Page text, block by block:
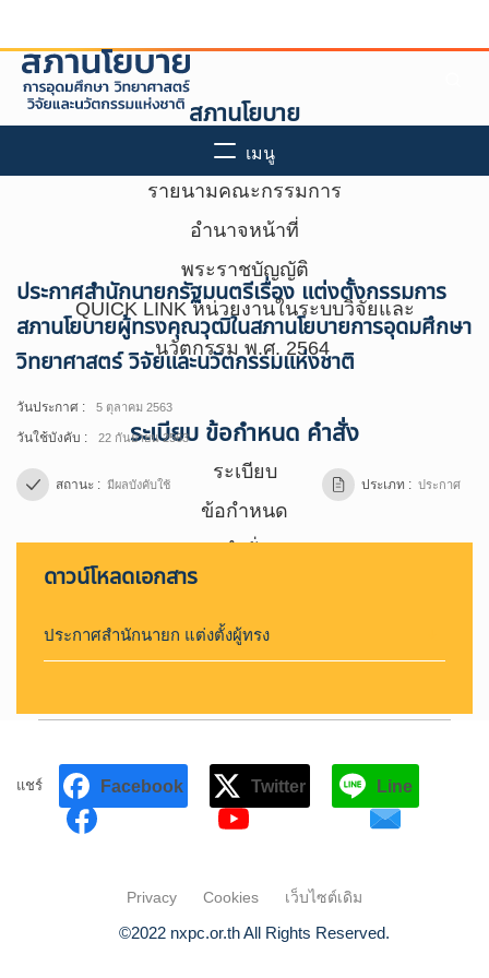
content
เกี่ยวกับเรา
สภานโยบาย
กฎหมายที่เกี่ยวข้อง
ผลงานสำคัญ
เข้าสู่ระบบ
เมนู
ค้นหาข้อมูล ล้างตัวกรอก
ช่วงเวลา :
ประกาศสำนักนายกรัฐมนตรีเรื่อง แต่งตั้งกรรมการ
สภานโยบายผู้ทรงคุณวุฒิในสภานโยบายการ
อุดมศึกษาวิทยาศาสตร์ วิจัยและนวัตกรรมแห่งชาติ
วันประกาศ : 5 ตุลาคม 2563
วันใช้บังคับ : 22 กันยายน 2563
สถานะ : มีผลบังคับใช้ ประเภท : ประกาศ
ดาวน์โหลดเอกสาร
ประกาศสำนักนายก แต่งตั้งผู้ทรง
Facebook
Twitter